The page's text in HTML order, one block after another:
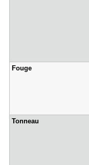
Fouge
Tonneau